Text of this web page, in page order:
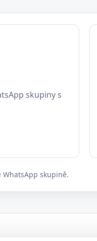
skupiny s
skupině.